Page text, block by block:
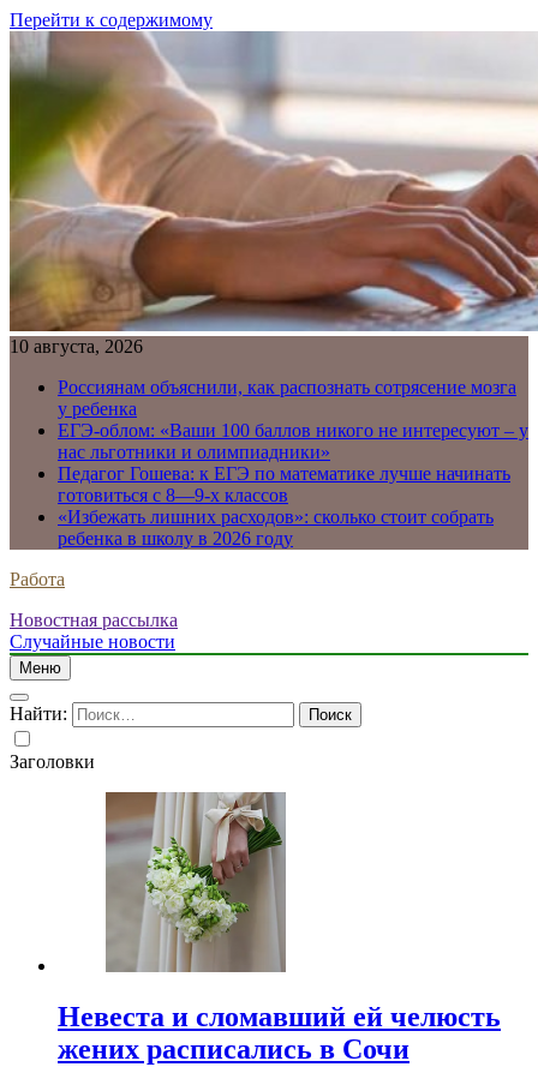
Перейти к содержимому
10 августа, 2026
Россиянам объяснили, как распознать сотрясение мозга
у ребенка
ЕГЭ-облом: «Ваши 100 баллов никого не интересуют – у
нас льготники и олимпиадники»
Педагог Гошева: к ЕГЭ по математике лучше начинать
готовиться с 8—9-х классов
«Избежать лишних расходов»: сколько стоит собрать
ребенка в школу в 2026 году
Работа
Новостная рассылка
Случайные новости
Меню
Найти:
Заголовки
Невеста и сломавший ей челюсть
жених расписались в Сочи